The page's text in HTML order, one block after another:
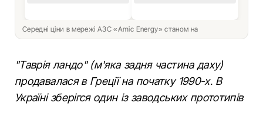
Середні ціни в мережі АЗС «Amic Energy» станом на
"Таврія ландо" (м'яка задня частина даху)
продавалася в Греції на початку 1990-х. В
Україні зберігся один із заводських прототипів